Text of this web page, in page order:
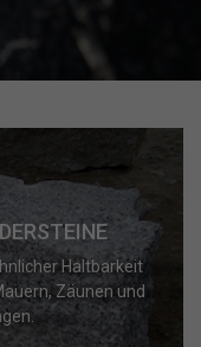
Haltbarkeit
Zäunen und